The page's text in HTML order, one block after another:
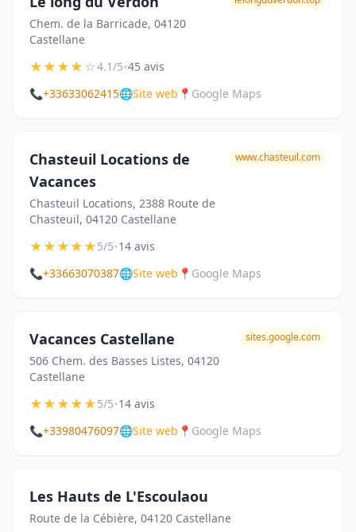
Chem. de la Barricade, 04120
Castellane
★★★★☆4.1/5•45 avis
📞+33633062415🌐Site web 📍 Google Maps
Chasteuil Locations de
Vacances
Chasteuil Locations, 2388 Route de
Chasteuil, 04120 Castellane
www.chasteuil.com
★★★★★5/5•14 avis
📞+33663070387🌐Site web 📍 Google Maps
Vacances Castellane
506 Chem. des Basses Listes, 04120
Castellane
sites.google.com
★★★★★5/5•14 avis
📞+33980476097🌐Site web 📍 Google Maps
Les Hauts de L'Escoulaou
Route de la Cébière, 04120 Castellane